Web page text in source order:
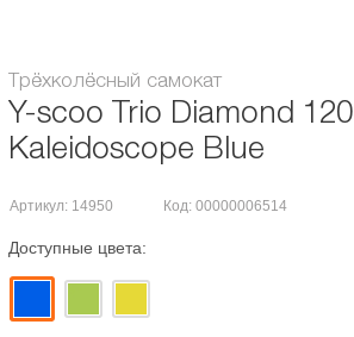
Трёхколёсный самокат
Y-scoo Trio Diamond 120
Kaleidoscope Blue
Артикул: 14950 Код: 00000006514
Доступные цвета: